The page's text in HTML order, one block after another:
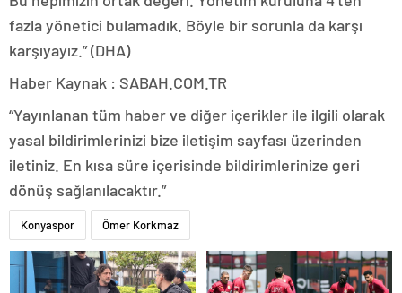
fazla yönetici bulamadık. Böyle bir sorunla da karşı
karşıyayız.” (DHA)
Haber Kaynak : SABAH.COM.TR
“Yayınlanan tüm haber ve diğer içerikler ile ilgili olarak
yasal bildirimlerinizi bize iletişim sayfası üzerinden
iletiniz. En kısa süre içerisinde bildirimlerinize geri
dönüş sağlanılacaktır.”
Konyaspor Ömer Korkmaz